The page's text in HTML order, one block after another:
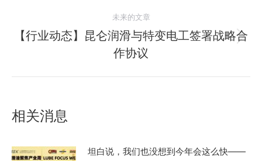
章：
未来的文章
未
来
的
【行业动态】昆仑润滑与特变电工签署战略合
作协议
相关消息
坦白说，我们也没想到今年会这么快——